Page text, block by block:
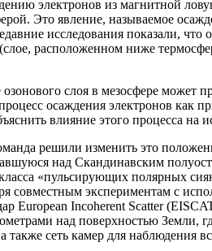
электронов из магнитной
Это явление, называемое
исследования показали, что
расположенном ниже
слоя в мезосфере может
осаждения электронов как
влияние этого процесса на
решили изменить это
над Скандинавским
«пульсирующих полярных
совместным экспериментам с
European Incoherent Scatter
над поверхностью Земли,
также сеть камер для наблюдения